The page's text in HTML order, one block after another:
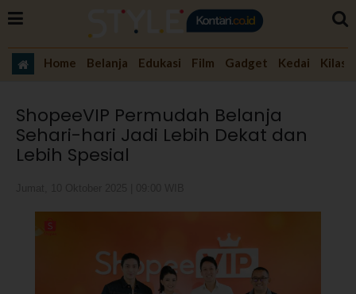
Home Belanja Edukasi Film Gadget Kedai Kilas
ShopeeVIP Permudah Belanja
Sehari-hari Jadi Lebih Dekat dan
Lebih Spesial